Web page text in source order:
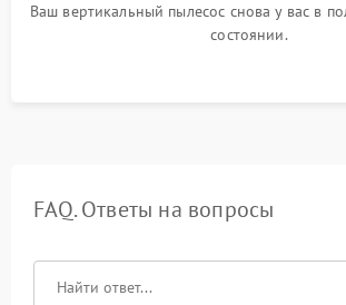
Ваш вертикальный пылесос снова у вас в
состоянии.
FAQ. Ответы на вопросы